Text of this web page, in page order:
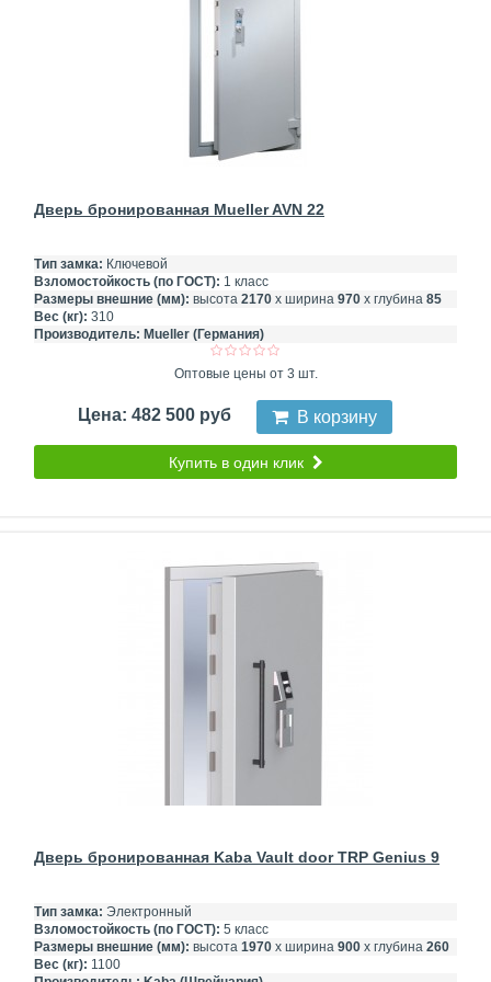
Дверь бронированная Mueller AVN 22
Тип замка: Ключевой
Взломостойкость (по ГОСТ): 1 класс
Размеры внешние (мм): высота 2170 х ширина 970 х глубина 85
Вес (кг): 310
Производитель: Mueller (Германия)
Оптовые цены от 3 шт.
Цена: 482 500 руб В корзину
Купить в один клик
Дверь бронированная Kaba Vault door TRP Genius 9
Тип замка: Электронный
Взломостойкость (по ГОСТ): 5 класс
Размеры внешние (мм): высота 1970 х ширина 900 х глубина 260
Вес (кг): 1100